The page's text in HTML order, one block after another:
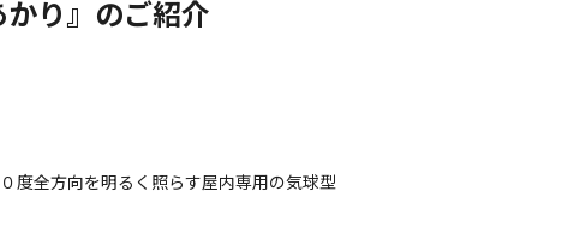
り』のご紹介
度全方向を明るく照らす屋内専用の気球型